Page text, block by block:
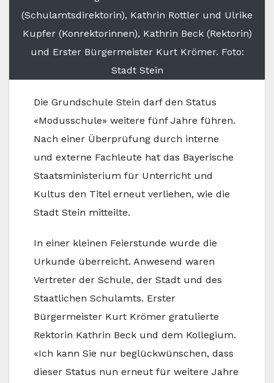
(Schulamtsdirektorin), Kathrin Rottler und Ulrike
Kupfer (Konrektorinnen), Kathrin Beck (Rektorin)
und Erster Bürgermeister Kurt Krömer. Foto:
Stadt Stein
Die Grundschule Stein darf den Status
«Modusschule» weitere fünf Jahre führen.
Nach einer Überprüfung durch interne
und externe Fachleute hat das Bayerische
Staatsministerium für Unterricht und
Kultus den Titel erneut verliehen, wie die
Stadt Stein mitteilte.
In einer kleinen Feierstunde wurde die
Urkunde überreicht. Anwesend waren
Vertreter der Schule, der Stadt und des
Staatlichen Schulamts. Erster
Bürgermeister Kurt Krömer gratulierte
Rektorin Kathrin Beck und dem Kollegium.
«Ich kann Sie nur beglückwünschen, dass
dieser Status nun erneut für weitere Jahre